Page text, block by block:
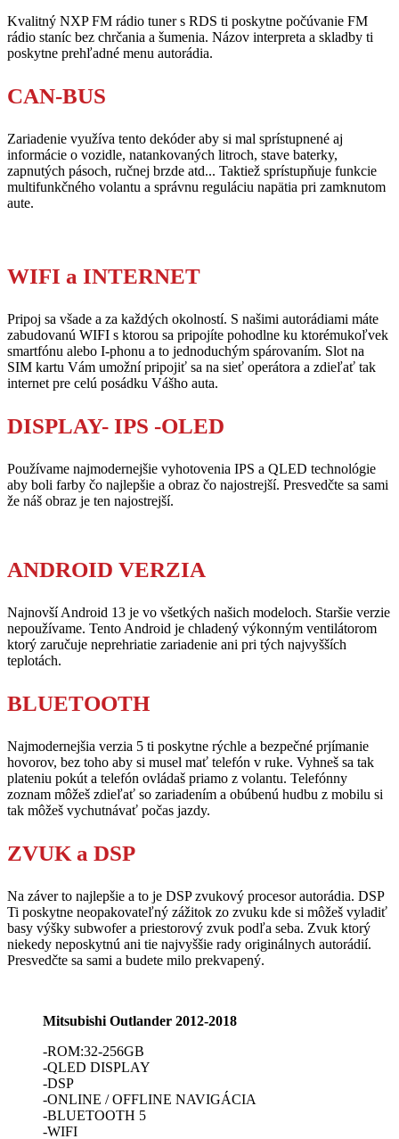
Kvalitný NXP FM rádio tuner s RDS ti poskytne počúvanie FM
rádio staníc bez chrčania a šumenia. Názov interpreta a skladby ti
poskytne prehľadné menu autorádia.
CAN-BUS
Zariadenie využíva tento dekóder aby si mal sprístupnené aj
informácie o vozidle, natankovaných litroch, stave baterky,
zapnutých pásoch, ručnej brzde atd... Taktiež sprístupňuje funkcie
multifunkčného volantu a správnu reguláciu napätia pri zamknutom
aute.
WIFI a INTERNET
Pripoj sa všade a za každých okolností. S našimi autorádiami máte
zabudovanú WIFI s ktorou sa pripojíte pohodlne ku ktorémukoľvek
smartfónu alebo I-phonu a to jednoduchým spárovaním. Slot na
SIM kartu Vám umožní pripojiť sa na sieť operátora a zdieľať tak
internet pre celú posádku Vášho auta.
DISPLAY- IPS -OLED
Používame najmodernejšie vyhotovenia IPS a QLED technológie
aby boli farby čo najlepšie a obraz čo najostrejší. Presvedčte sa sami
že náš obraz je ten najostrejší.
ANDROID VERZIA
Najnovší Android 13 je vo všetkých našich modeloch. Staršie verzie
nepoužívame. Tento Android je chladený výkonným ventilátorom
ktorý zaručuje neprehriatie zariadenie ani pri tých najvyšších
teplotách.
BLUETOOTH
Najmodernejšia verzia 5 ti poskytne rýchle a bezpečné prjímanie
hovorov, bez toho aby si musel mať telefón v ruke. Vyhneš sa tak
plateniu pokút a telefón ovládaš priamo z volantu. Telefónny
zoznam môžeš zdieľať so zariadením a obúbenú hudbu z mobilu si
tak môžeš vychutnávať počas jazdy.
ZVUK a DSP
Na záver to najlepšie a to je DSP zvukový procesor autorádia. DSP
Ti poskytne neopakovateľný zážitok zo zvuku kde si môžeš vyladiť
basy výšky subwofer a priestorový zvuk podľa seba. Zvuk ktorý
niekedy neposkytnú ani tie najvyššie rady originálnych autorádií.
Presvedčte sa sami a budete milo prekvapený.
Mitsubishi Outlander 2012-2018
-ROM:32-256GB
-QLED DISPLAY
-DSP
-ONLINE / OFFLINE NAVIGÁCIA
-BLUETOOTH 5
-WIFI